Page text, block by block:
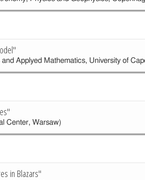
Applyed Mathematics, University of
Center, Warsaw)
in Blazars"